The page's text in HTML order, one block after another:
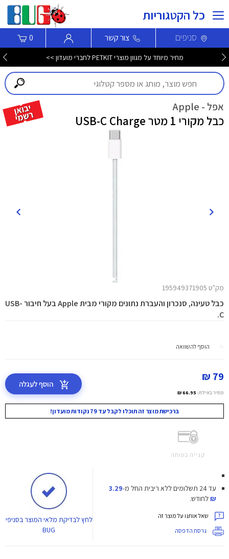
כל הקטגוריות
סניפים צור קשר 0
מחיר מיוחד על מגוון מוצרי PETKIT לחברי מועדון >>
אפל - Apple
כבל מקורי 1 מטר USB-C Charge
מק"ט 195949371905
כבל טעינה, סנכרון והעברת נתונים מקורי מבית Apple בעל חיבור USB-
C.
הוסף להשוואה
79 ₪
מחיר באילת: 66.95 ₪
הוסף לעגלה
ברכישת מוצר זה תוכלו לקבל עד 79 נקודות מועדון!
קנייה בטוחה
עד 24 תשלומים ללא ריבית החל מ-3.29
₪לחודש.
שאל אותנו על מוצר זה
גרסת הדפסה
לחץלבדיקת מלאי המוצר בסניפי
BUG